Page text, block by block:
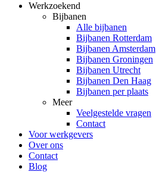
Werkzoekend
Bijbanen
Alle bijbanen
Bijbanen Rotterdam
Bijbanen Amsterdam
Bijbanen Groningen
Bijbanen Utrecht
Bijbanen Den Haag
Bijbanen per plaats
Meer
Veelgestelde vragen
Contact
Voor werkgevers
Over ons
Contact
Blog